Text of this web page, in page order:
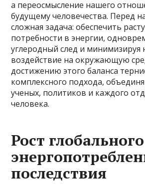
а переосмысление нашего
будущему человечества. Перед
сложная задача: обеспечить
потребности в энергии,
углеродный след и минимизируя
воздействие на окружающую
достижению этого баланса
комплексного подхода,
ученых, политиков и каждого
человека.
Рост глобального
последствия